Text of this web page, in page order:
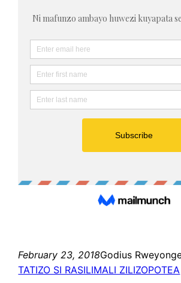
February 23, 2018Godius
TATIZO SI RASILIMALI ZILIZOPOTEA